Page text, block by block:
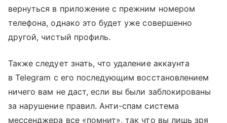
вернуться в приложение с прежним номером
телефона, однако это будет уже совершенно
другой, чистый профиль.
Также следует знать, что удаление аккаунта
в Telegram с его последующим восстановлением
ничего вам не даст, если вы были заблокированы
за нарушение правил. Анти-спам система
мессенджера все «помнит», так что вы лишь зря